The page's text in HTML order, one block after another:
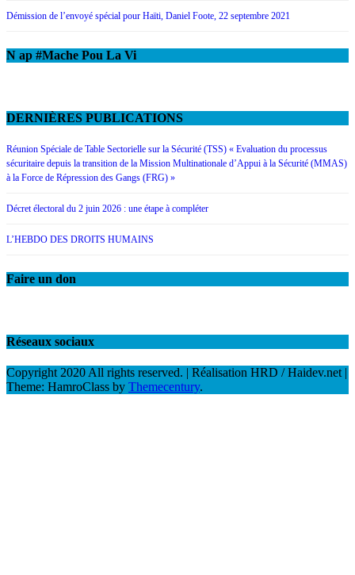
Démission de l’envoyé spécial pour Haïti, Daniel Foote, 22 septembre 2021
N ap #Mache Pou La Vi
DERNIÈRES PUBLICATIONS
Réunion Spéciale de Table Sectorielle sur la Sécurité (TSS) « Evaluation du processus
sécuritaire depuis la transition de la Mission Multinationale d’Appui à la Sécurité (MMAS)
à la Force de Répression des Gangs (FRG) »
Décret électoral du 2 juin 2026 : une étape à compléter
L’HEBDO DES DROITS HUMAINS
Faire un don
Réseaux sociaux
Copyright 2020 All rights reserved. | Réalisation HRD / Haidev.net |
Theme: HamroClass by Themecentury.